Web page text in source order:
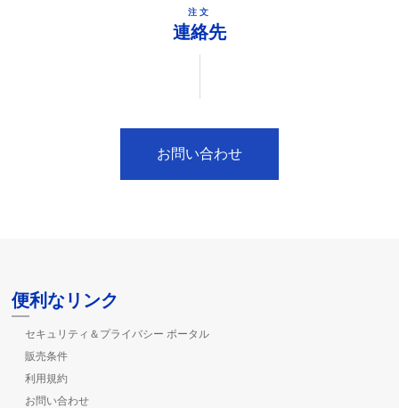
注文
連絡先
お問い合わせ
便利なリンク
セキュリティ＆プライバシー ポータル
販売条件
利用規約
お問い合わせ